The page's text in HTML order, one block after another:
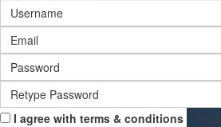
I agree with terms & conditions